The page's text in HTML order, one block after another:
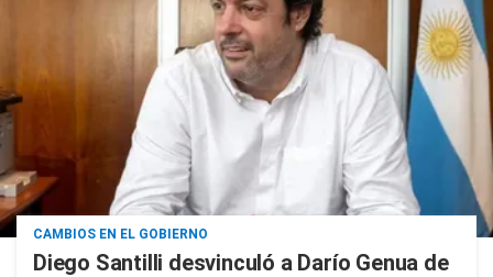
CAMBIOS EN EL GOBIERNO
Diego Santilli desvinculó a Darío Genua de